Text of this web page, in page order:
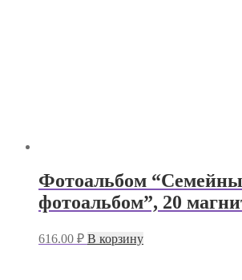
Фотоальбом
фотоальбом”, 20
616.00 ₽ В корзину